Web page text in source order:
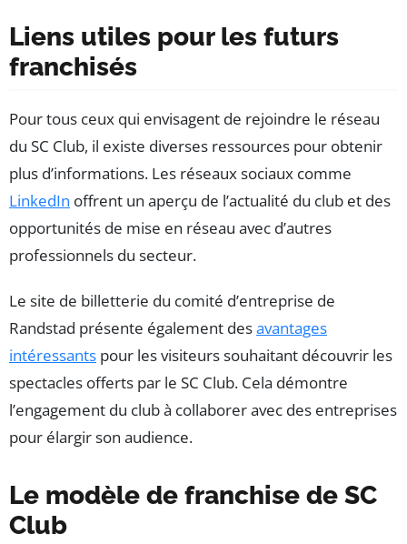
Liens utiles pour les futurs
franchisés
Pour tous ceux qui envisagent de rejoindre le réseau
du SC Club, il existe diverses ressources pour obtenir
plus d’informations. Les réseaux sociaux comme
LinkedIn offrent un aperçu de l’actualité du club et des
opportunités de mise en réseau avec d’autres
professionnels du secteur.
Le site de billetterie du comité d’entreprise de
Randstad présente également desavantages
intéressants pour les visiteurs souhaitant découvrir les
spectacles offerts par le SC Club. Cela démontre
l’engagement du club à collaborer avec des entreprises
pour élargir son audience.
Le modèle de franchise de SC
Club